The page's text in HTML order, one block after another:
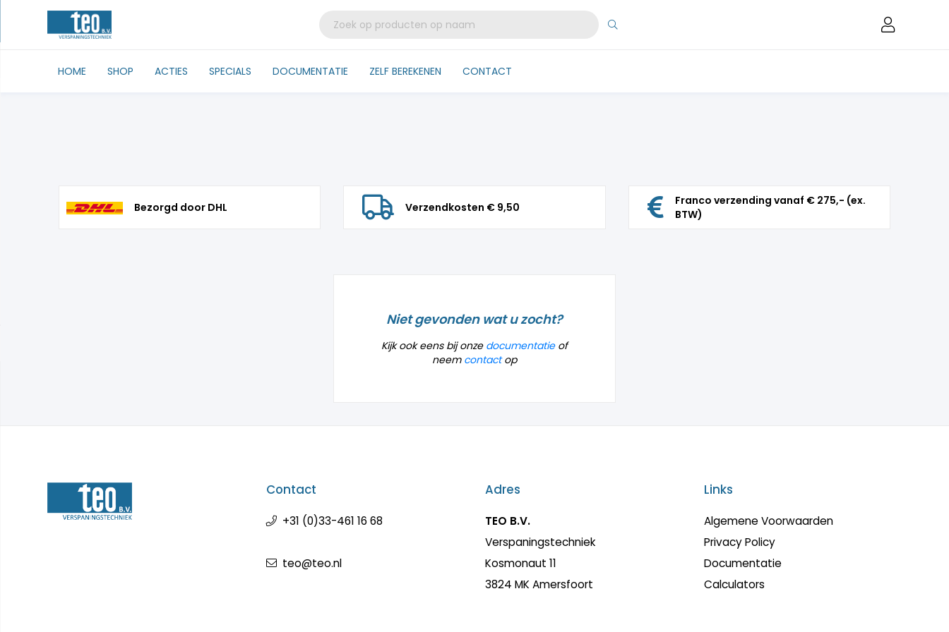
HOME SHOP ACTIES SPECIALS DOCUMENTATIE ZELF BEREKENEN CONTACT
Bezorgd door DHL Verzendkosten € 9,50
Franco verzending vanaf € 275,- (ex.
BTW)
Niet gevonden wat u zocht?
Kijk ook eens bij onze documentatieof
neem contactop
Contact
+31 (0)33-461 16 68
teo@teo.nl
Adres
TEO B.V.
Verspaningstechniek
Kosmonaut 11
3824 MK Amersfoort
Links
Algemene Voorwaarden
Privacy Policy
Documentatie
Calculators